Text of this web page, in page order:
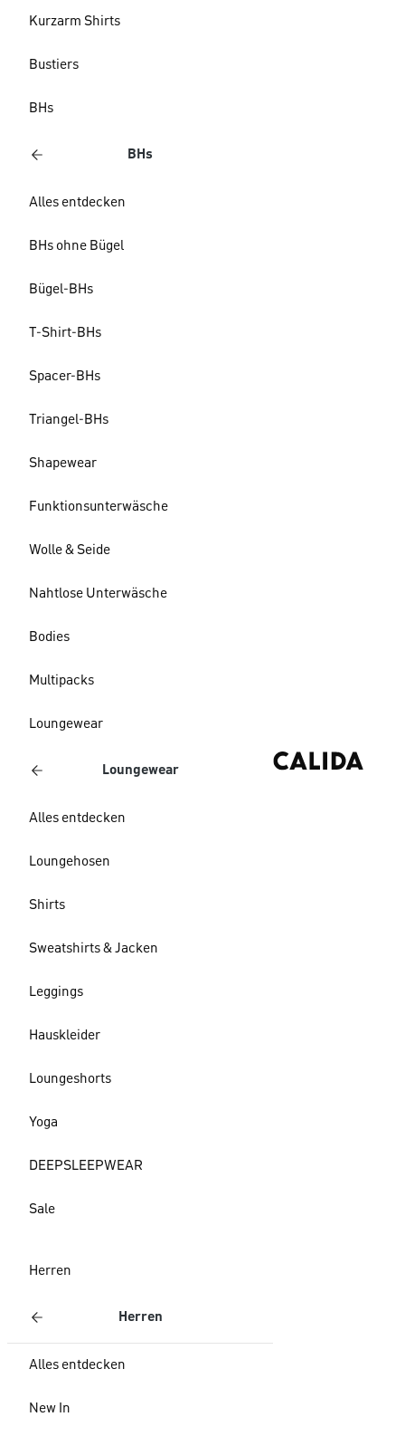
Kurzarm Shirts
Bustiers
BHs
BHs
Alles entdecken
BHs ohne Bügel
Bügel-BHs
T-Shirt-BHs
Spacer-BHs
Triangel-BHs
Shapewear
Funktionsunterwäsche
Wolle & Seide
Nahtlose Unterwäsche
Bodies
Multipacks
Loungewear
Loungewear
Alles entdecken
Loungehosen
Shirts
Sweatshirts & Jacken
Leggings
Hauskleider
Loungeshorts
Yoga
DEEPSLEEPWEAR
Sale
Herren
Herren
Alles entdecken
New In